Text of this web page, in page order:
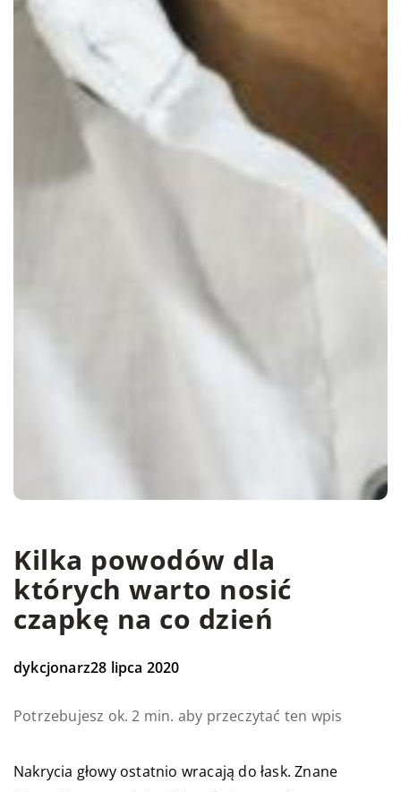
Kilka powodów dla
których warto nosić
czapkę na co dzień
dykcjonarz28 lipca 2020
Potrzebujesz ok. 2 min. aby przeczytać ten wpis
Nakrycia głowy ostatnio wracają do łask. Znane